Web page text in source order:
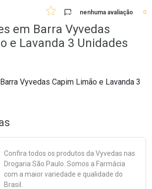
nenhuma avaliação 0
em Barra Vyvedas
e Lavanda 3 Unidades
Vyvedas Capim Limão e Lavanda 3
Confira todos os produtos da Vyvedas nas
Drogaria São Paulo. Somos a Farmácia
com a maior variedade e qualidade do
Brasil.